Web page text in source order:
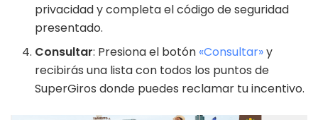
privacidad y completa el código de seguridad
presentado.
Consultar: Presiona el botón «Consultar»y
recibirás una lista con todos los puntos de
SuperGiros donde puedes reclamar tu incentivo.